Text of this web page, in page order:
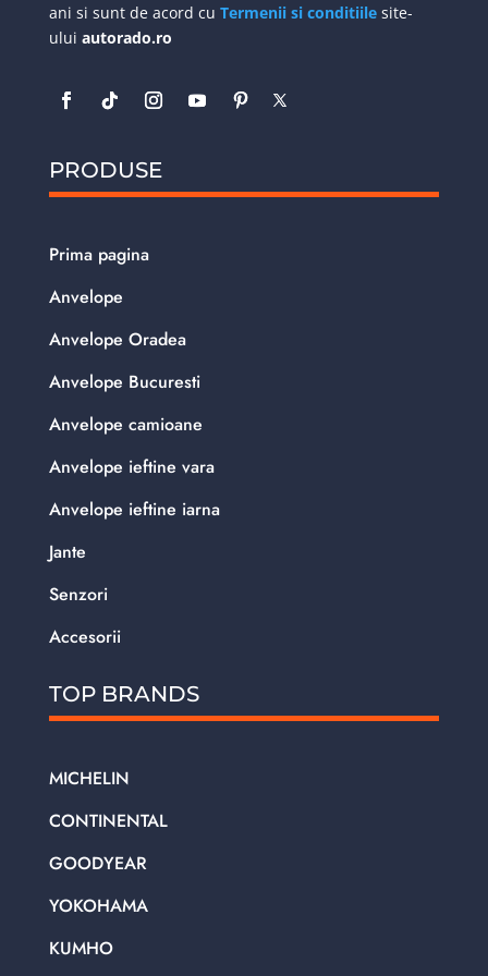
ani si sunt de acord cu Termenii si conditiilesite-
ului autorado.ro
PRODUSE
Prima pagina
Anvelope
Anvelope Oradea
Anvelope Bucuresti
Anvelope camioane
Anvelope ieftine vara
Anvelope ieftine iarna
Jante
Senzori
Accesorii
TOP BRANDS
MICHELIN
CONTINENTAL
GOODYEAR
YOKOHAMA
KUMHO